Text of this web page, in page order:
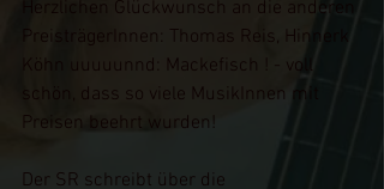
Herzlichen Glückwunsch an die anderen
PreisträgerInnen: Thomas Reis, Hinnerk
Köhn uuuuunnd: Mackefisch ! - voll
schön, dass so viele MusikInnen mit
Preisen beehrt wurden!
Der SR schreibt über die